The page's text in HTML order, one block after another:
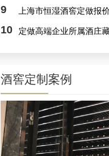
9
10
酒窖定制案例